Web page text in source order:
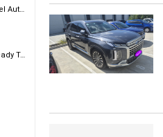
- 2015 Hyundai iLoad Turbo Diesel Auto - $13,990 ONO…
- 2013 Volkswagen Polo GTI – Ready To Drive Away